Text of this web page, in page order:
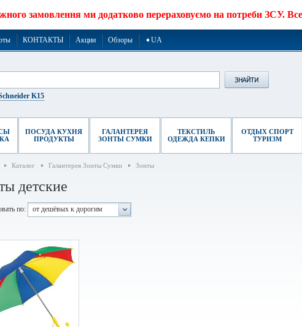
замовлення ми додатково перераховуємо на потреби ЗСУ.
КОНТАКТЫ Акции Обзоры ➧UA
K15
ПОСУДА КУХНЯ
ПРОДУКТЫ
ГАЛАНТЕРЕЯ
ЗОНТЫ СУМКИ
ТЕКСТИЛЬ
ОДЕЖДА КЕПКИ
ОТДЫХ СПОРТ
ТУРИЗМ
Каталог Галантерея Зонты Сумки Зонты
детские
по: от дешёвых к дорогим